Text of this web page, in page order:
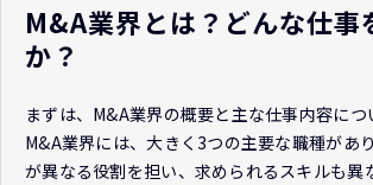
M&A業界とは？どんな仕事
か？
まずは、M&A業界の概要と主な仕事内容につ
M&A業界には、大きく3つの主要な職種があ
が異なる役割を担い、求められるスキルも異